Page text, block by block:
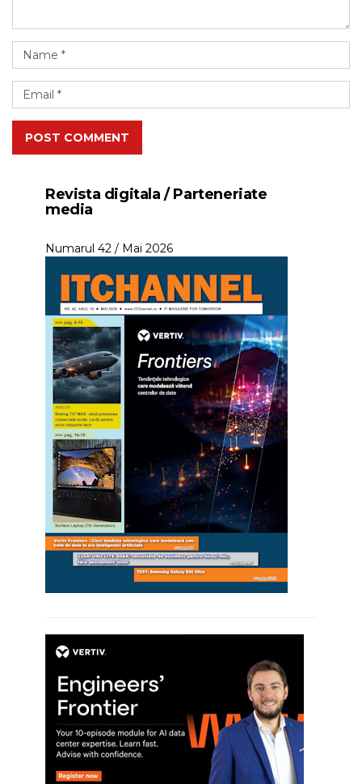
POST COMMENT
Revista digitala / Parteneriate
media
Numarul 42 / Mai 2026